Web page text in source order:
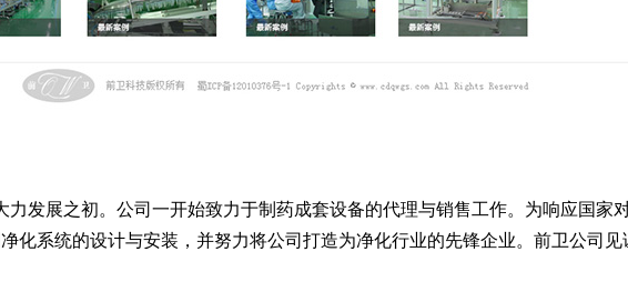
发展之初。公司一开始致力于制药成套设备的代理与销售工作。为响应国家
化系统的设计与安装，并努力将公司打造为净化行业的先锋企业。前卫公司